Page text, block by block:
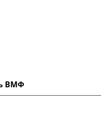
ВМФ